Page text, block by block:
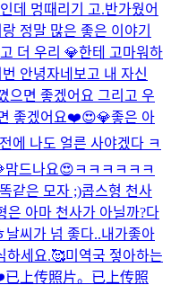
데 멍때리기 고.반가웠어
정말 많은 좋은 이야기
더 우리 💎한테 고마워하
안녕자네보고 내 자신
으면 좋겠어요 그리고 우
좋겠어요❤️😍💎좋은 아
에 나도 얼른 사야겠다 ㅋ
맘드나요😍ㅋㅋㅋㅋㅋㅋ
똑같은 모자 ;)콥스형 천사
은 아마 천사가 아닐까?다
날씨가 넘 좋다..내가좋아
하세요.🥰미역국 젛아하는
已上传照片。 已上传照